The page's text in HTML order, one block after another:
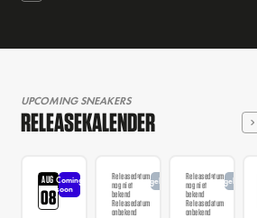
UPCOMING SNEAKERS
RELEASEKALENDER
AUG
08
Coming
soon
Releasedatum
nog niet
bekend
Releasedatum
onbekend
AangekondigdReleasedatum
nog niet
bekend
Releasedatum
onbekend
Aangekondigd